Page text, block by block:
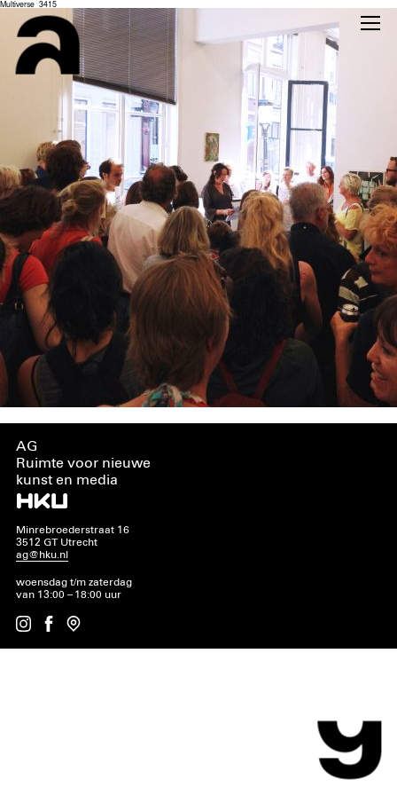
Multiverse_3415
AG
Ruimte voor nieuwe
kunst en media
Minrebroederstraat 16
3512 GT Utrecht
ag@hku.nl
woensdag t/m zaterdag
van 13:00 – 18:00 uur